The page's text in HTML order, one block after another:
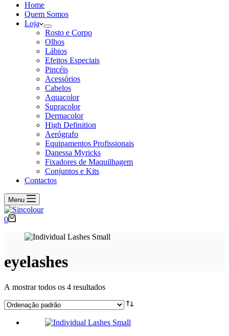
comprasHome
Quem Somos
Loja
Rosto e Corpo
Olhos
Lábios
Efeitos Especiais
Pincéis
Acessórios
Cabelos
Aquacolor
Supracolor
Dermacolor
High Definition
Aerógrafo
Equipamentos Profissionais
Danessa Myricks
Fixadores de Maquilhagem
Conjuntos e Kits
Contactos
Menu
Carrinho
compras
0
eyelashes
A mostrar todos os 4 resultados